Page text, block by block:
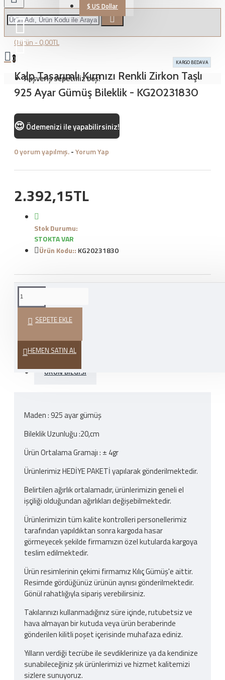
$ US Dollar
0 ürün - 0,00TL
0
Alışveriş sepetiniz boş!
KARGO BEDAVA
Kalp Tasarımlı Kırmızı Renkli Zirkon Taşlı
925 Ayar Gümüş Bileklik - KG20231830
😍 Ödemenizi ile yapabilirsiniz!
0 yorum yapılmış.-Yorum Yap
2.392,15TL
Stok Durumu:
STOKTA VAR
Ürün Kodu:: KG20231830
SEPETE EKLE
HEMEN SATIN AL
VER
HEDIYE PAKETI
ÜRÜN BILGISI
Maden : 925 ayar gümüş
Bileklik Uzunluğu :20,cm
Ürün Ortalama Gramajı : ± 4gr
Ürünlerimiz HEDİYE PAKETİ yapılarak gönderilmektedir.
Belirtilen ağırlık ortalamadır, ürünlerimizin geneli el
işçiliği olduğundan ağırlıkları değişebilmektedir.
Ürünlerimizin tüm kalite kontrolleri personellerimiz
tarafından yapıldıktan sonra kargoda hasar
görmeyecek şekilde firmamızın özel kutularda kargoya
teslim edilmektedir.
Ürün resimlerinin çekimi firmamız Kılıç Gümüş'e aittir.
Resimde gördüğünüz ürünün aynısı gönderilmektedir.
Gönül rahatlığıyla sipariş verebilirsiniz.
Takılarınızı kullanmadığınız süre içinde, rutubetsiz ve
hava almayan bir kutuda veya ürün beraberinde
gönderilen kilitli poşet içerisinde muhafaza ediniz.
Yılların verdiği tecrübe ile sevdiklerinize ya da kendinize
sunabileceğiniz şık ürünlerimizi ve hizmet kalitemizi
sizlere sunuyoruz.